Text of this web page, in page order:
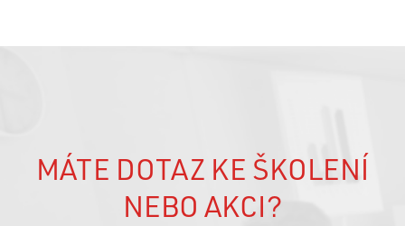
MÁTE DOTAZ KE ŠKOLENÍ
NEBO AKCI?